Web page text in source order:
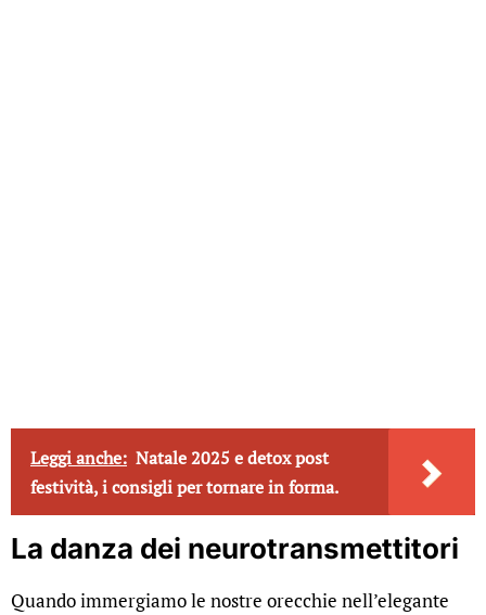
Leggi anche: Natale 2025 e detox post
festività, i consigli per tornare in forma.
La danza dei neurotransmettitori
Quando immergiamo le nostre orecchie nell’elegante